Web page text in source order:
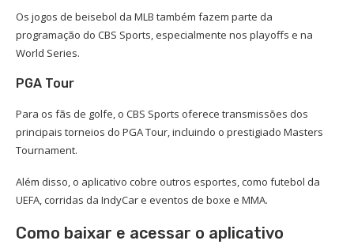
Os jogos de beisebol da MLB também fazem parte da
programação do CBS Sports, especialmente nos playoffs e na
World Series.
PGA Tour
Para os fãs de golfe, o CBS Sports oferece transmissões dos
principais torneios do PGA Tour, incluindo o prestigiado Masters
Tournament.
Além disso, o aplicativo cobre outros esportes, como futebol da
UEFA, corridas da IndyCar e eventos de boxe e MMA.
Como baixar e acessar o aplicativo